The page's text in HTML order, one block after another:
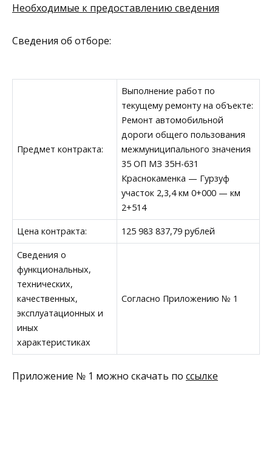
Необходимые к предоставлению сведения
Сведения об отборе:
Предмет контракта:
Выполнение работ по
текущему ремонту на объекте:
Ремонт автомобильной
дороги общего пользования
межмуниципального значения
35 ОП МЗ 35Н-631
Краснокаменка — Гурзуф
участок 2,3,4 км 0+000 — км
2+514
Цена контракта: 125 983 837,79 рублей
Сведения о
функциональных,
технических,
качественных,
эксплуатационных и
иных
характеристиках
Согласно Приложению № 1
Приложение № 1 можно скачать по ссылке